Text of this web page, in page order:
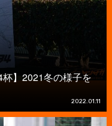
杯】2021冬の様子を
2022.01.11